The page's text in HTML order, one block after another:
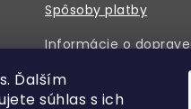
Ďalším
súhlas s ich
Spôsoby platby
Informácie o doprave
Právne údaje / Kontakt